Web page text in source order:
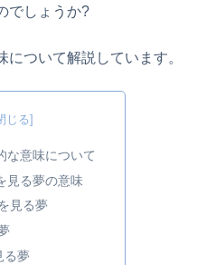
でしょうか?
ついて解説しています。
な意味について
見る夢の意味
見る夢
る夢